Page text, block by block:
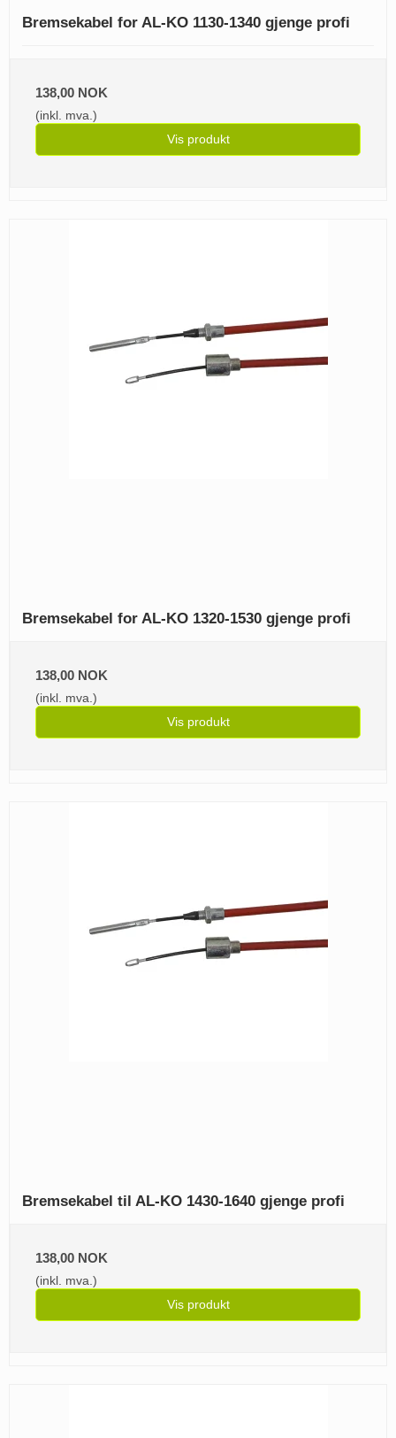
Bremsekabel for AL-KO 1130-1340 gjenge profi
138,00 NOK
(inkl. mva.)
Vis produkt
Bremsekabel for AL-KO 1320-1530 gjenge profi
138,00 NOK
(inkl. mva.)
Vis produkt
Bremsekabel til AL-KO 1430-1640 gjenge profi
138,00 NOK
(inkl. mva.)
Vis produkt